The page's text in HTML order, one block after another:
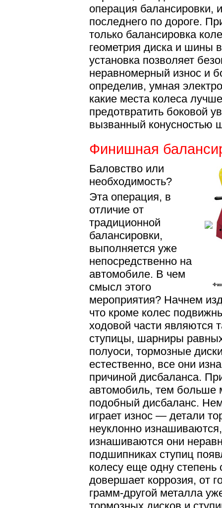
операция балансировки,
последнего по дороге.
только балансировка
геометрия диска и шины
установка позволяет
неравномерный износ и
определив, умная
какие места колеса
предотвратить боковой
вызванный конусностью
Финишная
Баловство или
необходимость?
Эта операция, в
отличие от
традиционной
балансировки,
выполняется уже
непосредственно на
автомобиле. В чем
смысл этого
мероприятия? Начнем
что кроме колес
ходовой части являются
ступицы, шарниры
полуоси, тормозные
естественно, все они
причиной дисбаланса.
автомобиль, тем больше
подобный дисбаланс.
играет износ — детали
неуклонно
изнашиваются они
подшипниках ступиц
колесу еще одну
довершает коррозия, от
грамм-другой металла